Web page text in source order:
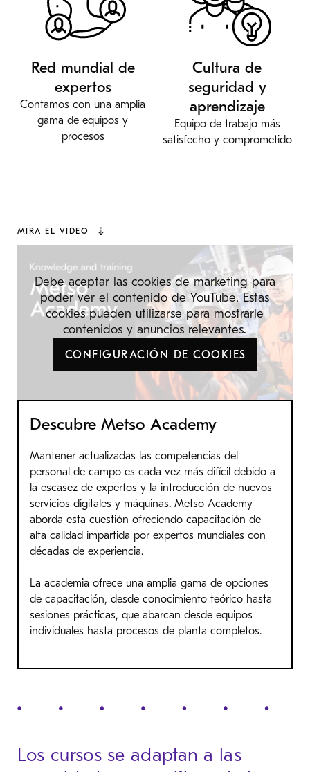
Red mundial de
expertos
Contamos con una amplia
gama de equipos y
procesos
Cultura de
seguridad y
aprendizaje
Equipo de trabajo más
satisfecho y comprometido
MIRA EL VIDEO
Debe aceptar las cookies de marketing para
poder ver el contenido de YouTube. Estas
cookies pueden utilizarse para mostrarle
contenidos y anuncios relevantes.
CONFIGURACIÓN DE COOKIES
Descubre Metso Academy
Mantener actualizadas las competencias del
personal de campo es cada vez más difícil debido a
la escasez de expertos y la introducción de nuevos
servicios digitales y máquinas. Metso Academy
aborda esta cuestión ofreciendo capacitación de
alta calidad impartida por expertos mundiales con
décadas de experiencia.
La academia ofrece una amplia gama de opciones
de capacitación, desde conocimiento teórico hasta
sesiones prácticas, que abarcan desde equipos
individuales hasta procesos de planta completos.
Los cursos se adaptan a las